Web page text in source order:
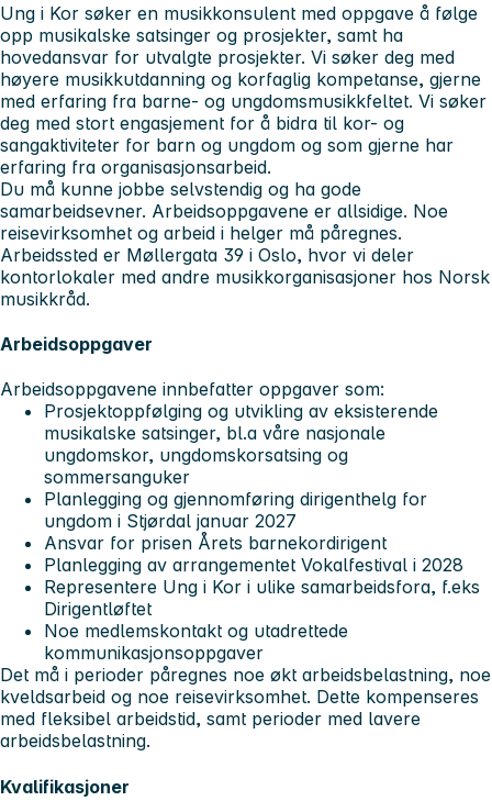
Ung i Kor søker en musikkonsulent med oppgave å følge
opp musikalske satsinger og prosjekter, samt ha
hovedansvar for utvalgte prosjekter. Vi søker deg med
høyere musikkutdanning og korfaglig kompetanse, gjerne
med erfaring fra barne- og ungdomsmusikkfeltet. Vi søker
deg med stort engasjement for å bidra til kor- og
sangaktiviteter for barn og ungdom og som gjerne har
erfaring fra organisasjonsarbeid.
Du må kunne jobbe selvstendig og ha gode
samarbeidsevner. Arbeidsoppgavene er allsidige. Noe
reisevirksomhet og arbeid i helger må påregnes.
Arbeidssted er Møllergata 39 i Oslo, hvor vi deler
kontorlokaler med andre musikkorganisasjoner hos Norsk
musikkråd.
Arbeidsoppgaver
Arbeidsoppgavene innbefatter oppgaver som:
Prosjektoppfølging og utvikling av eksisterende
musikalske satsinger, bl.a våre nasjonale
ungdomskor, ungdomskorsatsing og
sommersanguker
Planlegging og gjennomføring dirigenthelg for
ungdom i Stjørdal januar 2027
Ansvar for prisen Årets barnekordirigent
Planlegging av arrangementet Vokalfestival i 2028
Representere Ung i Kor i ulike samarbeidsfora, f.eks
Dirigentløftet
Noe medlemskontakt og utadrettede
kommunikasjonsoppgaver
Det må i perioder påregnes noe økt arbeidsbelastning, noe
kveldsarbeid og noe reisevirksomhet. Dette kompenseres
med fleksibel arbeidstid, samt perioder med lavere
arbeidsbelastning.
Kvalifikasjoner